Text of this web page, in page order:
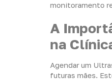
monitoramento
A
na
Agendar um
futuras mães.